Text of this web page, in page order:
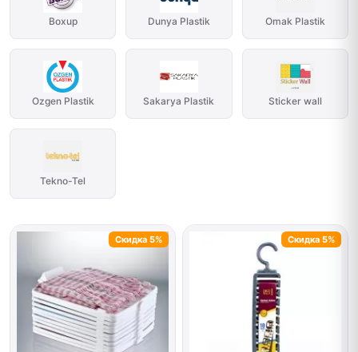
Boxup Dunya Plastik Omak Plastik
Ozgen Plastik Sakarya Plastik Sticker wall
Tekno-Tel
Скидка 5% Скидка 5%